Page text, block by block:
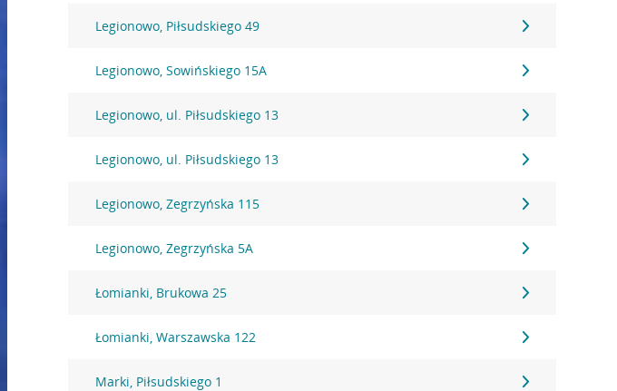
Legionowo, Piłsudskiego 49
Legionowo, Sowińskiego 15A
Legionowo, ul. Piłsudskiego 13
Legionowo, ul. Piłsudskiego 13
Legionowo, Zegrzyńska 115
Legionowo, Zegrzyńska 5A
Łomianki, Brukowa 25
Łomianki, Warszawska 122
Marki, Piłsudskiego 1